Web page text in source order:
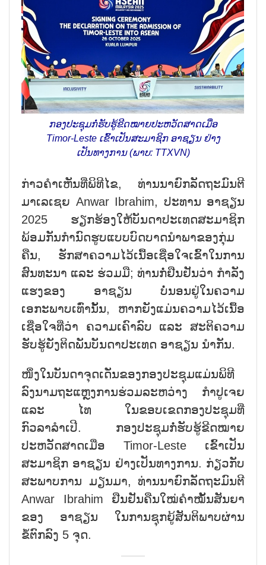
ກອງປະຊຸມກໍ່ຮັບຮູ້ຂີດໝາຍປະຫວັດສາດເມື່ອ
Timor-Leste ເຂົ້າເປັນສະມາຊິກ ອາຊຽນ ຢ່າງ
ເປັນທາງການ (ພາບ: TTXVN)
ກ່າວຄຳເຫັນທີ່ພິທີໄຂ, ທ່ານນາຍົກລັດຖະມົນຕີ
ມາເລເຊຍ Anwar Ibrahim, ປະທານ ອາຊຽນ
2025 ຮຽກຮ້ອງໃຫ້ບັນດາປະເທດສະມາຊິກ
ພ້ອມກັນກຳນົດຮູບແບບບົດບາດນຳພາຂອງກຸ່ມ
ຄືນ, ຮັກສາຄວາມໄວ້ເນື້ອເຊື່ອໃຈເຂົ້າໃນການ
ສົນທະນາ ແລະ ຮ່ວມມື; ທ່ານກໍ່ຢືນຢັນວ່າ ກຳລັງ
ແຮງຂອງ ອາຊຽນ ບໍ່ນອນຢູ່ໃນຄວາມ
ເອກະພາບເທົ່ານັ້ນ, ຫາກຍັງແມ່ນຄວາມໄວ້ເນື້ອ
ເຊື່ອໃຈທີ່ວ່າ ຄວາມເຄົາລົບ ແລະ ສະຕິຄວາມ
ຮັບຮູ້ຍັງຕິດພັນບັນດາປະເທດ ອາຊຽນ ນຳກັນ.
ໜຶ່ງໃນບັນດາຈຸດເດັ່ນຂອງກອງປະຊຸມແມ່ນພິທີ
ລົງນາມຖະແຫຼງການຮ່ວມລະຫວ່າງ ກຳປູເຈຍ
ແລະ ໄທ ໃນຂອບເຂດກອງປະຊຸມທີ່
ກົວລາລຳເປີ. ກອງປະຊຸມກໍ່ຮັບຮູ້ຂີດໝາຍ
ປະຫວັດສາດເມື່ອ Timor-Leste ເຂົ້າເປັນ
ສະມາຊິກ ອາຊຽນ ຢ່າງເປັນທາງການ. ກ່ຽວກັບ
ສະພາບການ ມຽນມາ, ທ່ານນາຍົກລັດຖະມົນຕີ
Anwar Ibrahim ຢືນຢັນຄືນໃໝ່ຄຳໝັ້ນສັນຍາ
ຂອງ ອາຊຽນ ໃນການຊຸກຍູ້ສັນຕິພາບຜ່ານ
ຂໍ້ຕົກລົງ 5 ຈຸດ.